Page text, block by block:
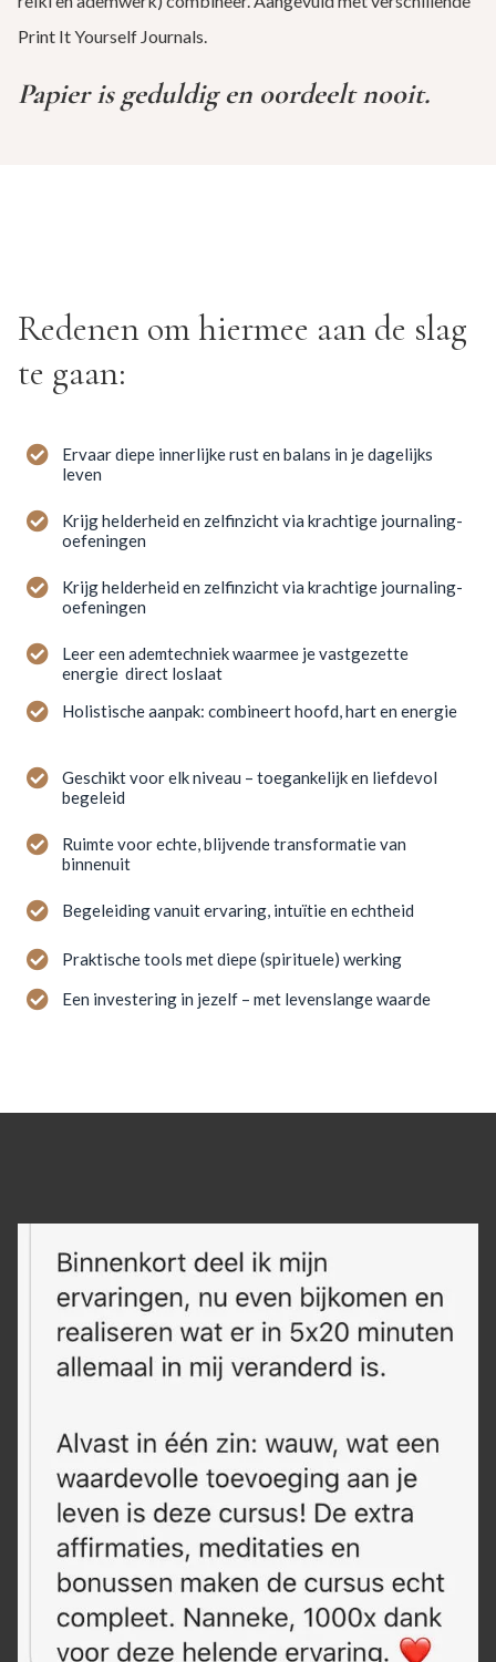
Print It Yourself Journals.
Papier is geduldig en oordeelt nooit.
Redenen om hiermee aan de slag
te gaan:
Ervaar diepe innerlijke rust en balans in je dagelijks
leven
Krijg helderheid en zelfinzicht via krachtige journaling-
oefeningen
Krijg helderheid en zelfinzicht via krachtige journaling-
oefeningen
Leer een ademtechniek waarmee je vastgezette
energie direct loslaat
Holistische aanpak: combineert hoofd, hart en energie
Geschikt voor elk niveau – toegankelijk en liefdevol
begeleid
Ruimte voor echte, blijvende transformatie van
binnenuit
Begeleiding vanuit ervaring, intuïtie en echtheid
Praktische tools met diepe (spirituele) werking
Een investering in jezelf – met levenslange waarde